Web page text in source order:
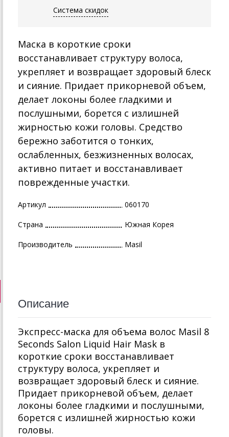
Система скидок
Маска в короткие сроки
восстанавливает структуру волоса,
укрепляет и возвращает здоровый блеск
и сияние. Придает прикорневой объем,
делает локоны более гладкими и
послушными, борется с излишней
жирностью кожи головы. Средство
бережно заботится о тонких,
ослабленных, безжизненных волосах,
активно питает и восстанавливает
поврежденные участки.
Артикул 060170
Страна Южная Корея
Производитель Masil
Описание
Экспресс-маска для объема волос Masil 8
Seconds Salon Liquid Hair Mask в
короткие сроки восстанавливает
структуру волоса, укрепляет и
возвращает здоровый блеск и сияние.
Придает прикорневой объем, делает
локоны более гладкими и послушными,
борется с излишней жирностью кожи
головы.